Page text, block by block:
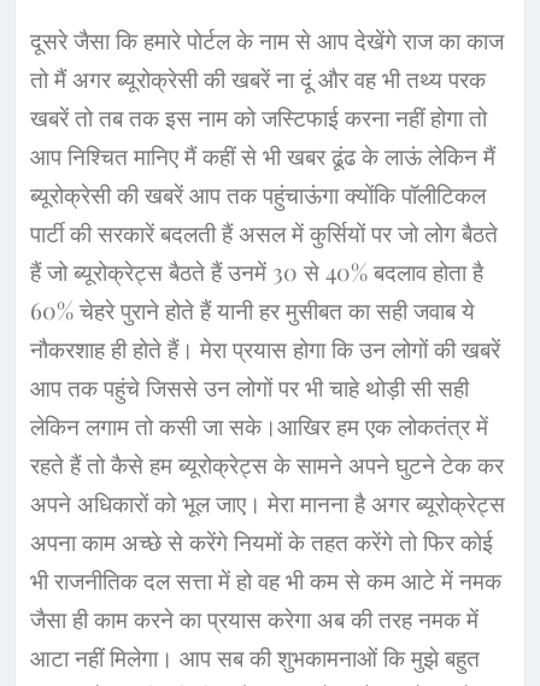
दूसरे जैसा कि हमारे पोर्टल के नाम से आप देखेंगे राज का काज
तो मैं अगर ब्यूरोक्रेसी की खबरें ना दूं और वह भी तथ्य परक
खबरें तो तब तक इस नाम को जस्टिफाई करना नहीं होगा तो
आप निश्चित मानिए मैं कहीं से भी खबर ढूंढ के लाऊं लेकिन मैं
ब्यूरोक्रेसी की खबरें आप तक पहुंचाऊंगा क्योंकि पॉलीटिकल
पार्टी की सरकारें बदलती हैं असल में कुर्सियों पर जो लोग बैठते
हैं जो ब्यूरोक्रेट्स बैठते हैं उनमें 30 से 40% बदलाव होता है
60% चेहरे पुराने होते हैं यानी हर मुसीबत का सही जवाब ये
नौकरशाह ही होते हैं। मेरा प्रयास होगा कि उन लोगों की खबरें
आप तक पहुंचे जिससे उन लोगों पर भी चाहे थोड़ी सी सही
लेकिन लगाम तो कसी जा सके।आखिर हम एक लोकतंत्र में
रहते हैं तो कैसे हम ब्यूरोक्रेट्स के सामने अपने घुटने टेक कर
अपने अधिकारों को भूल जाए। मेरा मानना है अगर ब्यूरोक्रेट्स
अपना काम अच्छे से करेंगे नियमों के तहत करेंगे तो फिर कोई
भी राजनीतिक दल सत्ता में हो वह भी कम से कम आटे में नमक
जैसा ही काम करने का प्रयास करेगा अब की तरह नमक में
आटा नहीं मिलेगा। आप सब की शुभकामनाओं कि मुझे बहुत